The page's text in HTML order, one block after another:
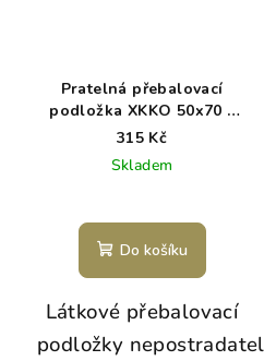
Pratelná přebalovací
podložka XKKO 50x70 -
Honey Mustard
315 Kč
Skladem
Do košíku
Látkové přebalovací
podložky